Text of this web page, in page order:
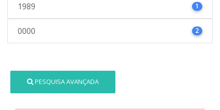
1989 1
0000 2
PESQUISA AVANÇADA